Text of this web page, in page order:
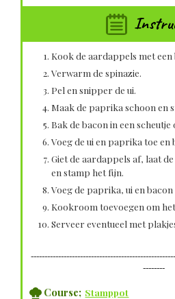
Kook de aardappels met een
Verwarm de spinazie.
Pel en snipper de ui.
Maak de paprika schoon en
Bak de bacon in een scheutje
Voeg de ui en paprika toe en
Giet de aardappels af, laat
en stamp het fijn.
Voeg de paprika, ui en bacon
Kookroom toevoegen om
Serveer eventueel met
--------
Course; Stamppot